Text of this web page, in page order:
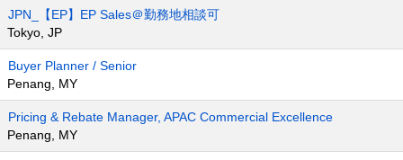
JPN_【EP】EP Sales＠勤務地相談可
Tokyo, JP
Buyer Planner / Senior
Penang, MY
Pricing & Rebate Manager, APAC Commercial Excellence
Penang, MY